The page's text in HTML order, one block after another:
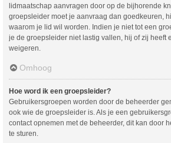
lidmaatschap aanvragen door op de bijhorende
groepsleider moet je aanvraag dan goedkeuren,
waarom je lid wil worden. Indien je niet tot een
je de groepsleider niet lastig vallen, hij of zij heeft
weigeren.
Omhoog
Hoe word ik een groepsleider?
Gebruikersgroepen worden door de beheerder
ook wie de groepsleider is. Als je een
contact opnemen met de beheerder, dit kan door
te sturen.